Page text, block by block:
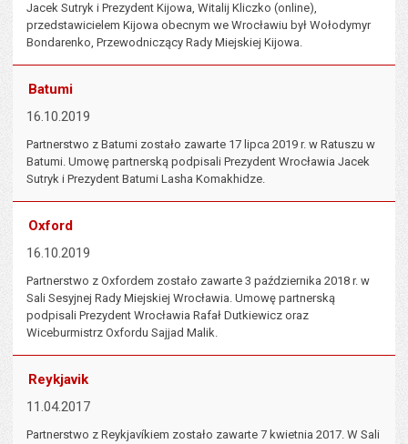
Jacek Sutryk i Prezydent Kijowa, Witalij Kliczko (online),
przedstawicielem Kijowa obecnym we Wrocławiu był Wołodymyr
Bondarenko, Przewodniczący Rady Miejskiej Kijowa.
Batumi
16.10.2019
Partnerstwo z Batumi zostało zawarte 17 lipca 2019 r. w Ratuszu w
Batumi. Umowę partnerską podpisali Prezydent Wrocławia Jacek
Sutryk i Prezydent Batumi Lasha Komakhidze.
Oxford
16.10.2019
Partnerstwo z Oxfordem zostało zawarte 3 października 2018 r. w
Sali Sesyjnej Rady Miejskiej Wrocławia. Umowę partnerską
podpisali Prezydent Wrocławia Rafał Dutkiewicz oraz
Wiceburmistrz Oxfordu Sajjad Malik.
Reykjavik
11.04.2017
Partnerstwo z Reykjavíkiem zostało zawarte 7 kwietnia 2017. W Sali